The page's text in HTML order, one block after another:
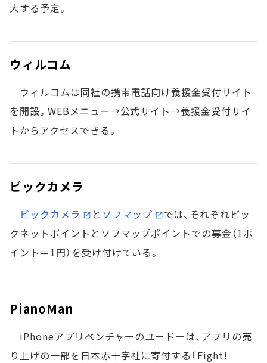
大する予定。
ウィルコム
ウィルコムは同社の携帯電話向け義援金受付サイト
を開設。WEBメニュー→公式サイト→義援金受付サイ
トからアクセスできる。
ビックカメラ
ビックカメラ と ソフマップ
では、それぞれビッ
クネットポイントとソフマップポイントでの募金（1ポ
イント＝1円）を受け付けている。
PianoMan
iPhoneアプリベンチャーのユードーは、アプリの売
り上げの一部を日本赤十字社に寄付する「Fight！